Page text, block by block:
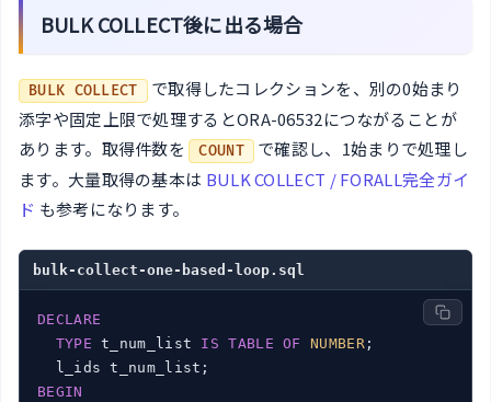
BULK COLLECT後に出る場合
BULK COLLECT
で取得したコレクションを、別の0始まり
添字や固定上限で処理するとORA-06532につながることが
あります。取得件数を COUNT で確認し、1始まりで処理し
ます。大量取得の基本は BULK COLLECT / FORALL完全ガイ
ド も参考になります。
bulk-collect-one-based-loop.sql
DECLARE
TYPE t_num_list IS TABLE OF NUMBER;
BEGIN